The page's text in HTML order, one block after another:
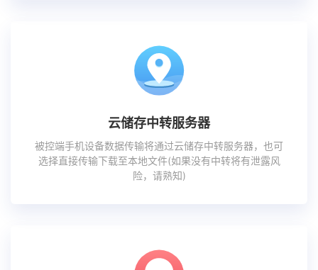
云储存中转服务器
被控端手机设备数据传输将通过云储存中转服务器，也可
选择直接传输下载至本地文件(如果没有中转将有泄露风
险，请熟知)